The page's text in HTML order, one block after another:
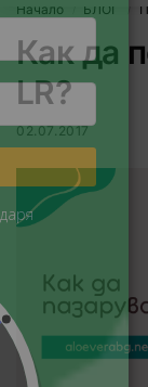
Начало БЛОГ
Как да
LR?
02.07.2017
Никога